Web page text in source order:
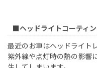
■ヘッドライトコーティ
最近のお車はヘッドライト
紫外線や点灯時の熱の影響